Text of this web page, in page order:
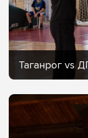
Таганрог vs